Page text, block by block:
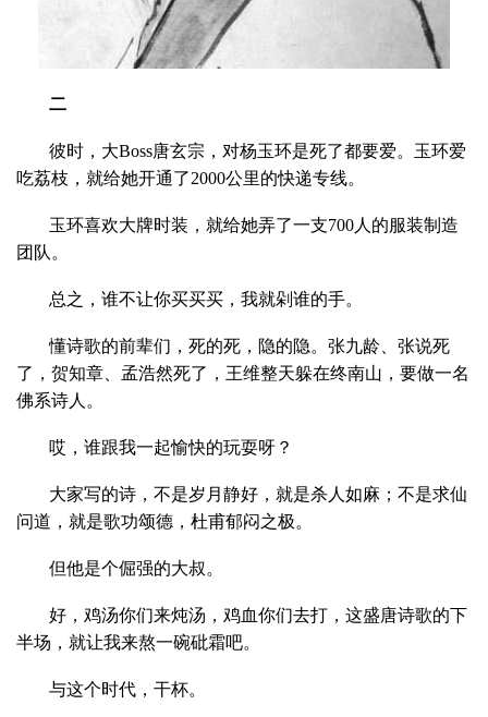
二
彼时，大Boss唐玄宗，对杨玉环是死了都要爱。玉环爱
吃荔枝，就给她开通了2000公里的快递专线。
玉环喜欢大牌时装，就给她弄了一支700人的服装制造
团队。
总之，谁不让你买买买，我就剁谁的手。
懂诗歌的前辈们，死的死，隐的隐。张九龄、张说死
了，贺知章、孟浩然死了，王维整天躲在终南山，要做一名
佛系诗人。
哎，谁跟我一起愉快的玩耍呀？
大家写的诗，不是岁月静好，就是杀人如麻；不是求仙
问道，就是歌功颂德，杜甫郁闷之极。
但他是个倔强的大叔。
好，鸡汤你们来炖汤，鸡血你们去打，这盛唐诗歌的下
半场，就让我来熬一碗砒霜吧。
与这个时代，干杯。